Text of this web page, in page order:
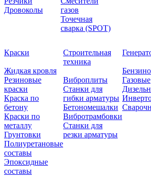
Дровоколы
газов
Точечная
сварка (SPOT)
Краски
Жидкая кровля
Резиновые
краски
Краска по
бетону
Краски по
металлу
Грунтовки
Полиуретановые
составы
Эпоксидные
составы
Строительная
техника
Виброплиты
Станки для
гибки арматуры
Бетономешалки
Вибротрамбовки
Станки для
резки арматуры
Газовые